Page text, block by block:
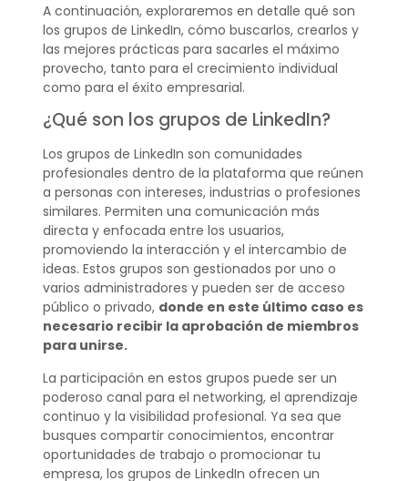
A continuación, exploraremos en detalle qué son
los grupos de LinkedIn, cómo buscarlos, crearlos y
las mejores prácticas para sacarles el máximo
provecho, tanto para el crecimiento individual
como para el éxito empresarial.
¿Qué son los grupos de LinkedIn?
Los grupos de LinkedIn son comunidades
profesionales dentro de la plataforma que reúnen
a personas con intereses, industrias o profesiones
similares. Permiten una comunicación más
directa y enfocada entre los usuarios,
promoviendo la interacción y el intercambio de
ideas. Estos grupos son gestionados por uno o
varios administradores y pueden ser de acceso
público o privado, donde en este último caso es
necesario recibir la aprobación de miembros
para unirse.
La participación en estos grupos puede ser un
poderoso canal para el networking, el aprendizaje
continuo y la visibilidad profesional. Ya sea que
busques compartir conocimientos, encontrar
oportunidades de trabajo o promocionar tu
empresa, los grupos de LinkedIn ofrecen un